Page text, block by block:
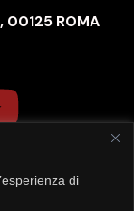
di
00125 ROMA